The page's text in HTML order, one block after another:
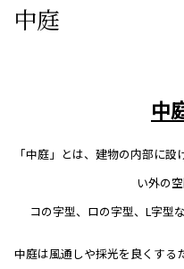
中庭
中
「中庭」とは、建物の内部に
い外の
コの字型、ロの字型、L字型
中庭は風通しや採光を良くする